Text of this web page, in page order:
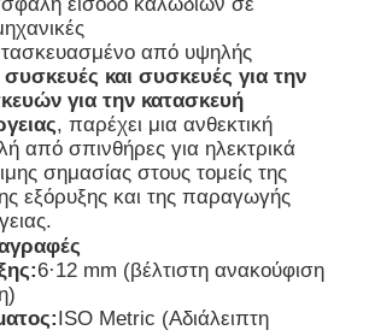
από υψηλής
και συσκευές για την
για την κατασκευή
, παρέχει μια ανθεκτική
από σπινθήρες για ηλεκτρικά
σημασίας στους τομείς της
εξόρυξης και της παραγωγής
6·12 mm (βέλτιστη ανακούφιση
ISO Metric (Αδιάλειπτη